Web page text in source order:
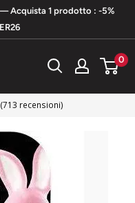
Acquista 1 prodotto : -5%
0